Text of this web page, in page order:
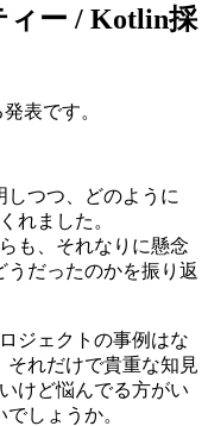
ィー / Kotlin採
表です。
しつつ、どのように
れました。
も、それなりに懸念
うだったのかを振り返
ジェクトの事例はな
れだけで貴重な知見
けど悩んでる方がい
しょうか。